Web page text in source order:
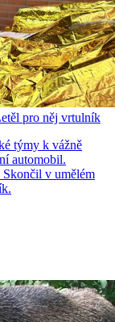
pro něj vrtulník
týmy k vážně
automobil.
Skončil v umělém